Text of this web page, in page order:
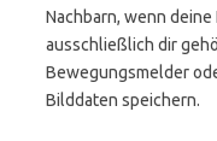
Nachbarn, wenn
ausschließlich dir
Bewegungsmelder
Bilddaten speichern.